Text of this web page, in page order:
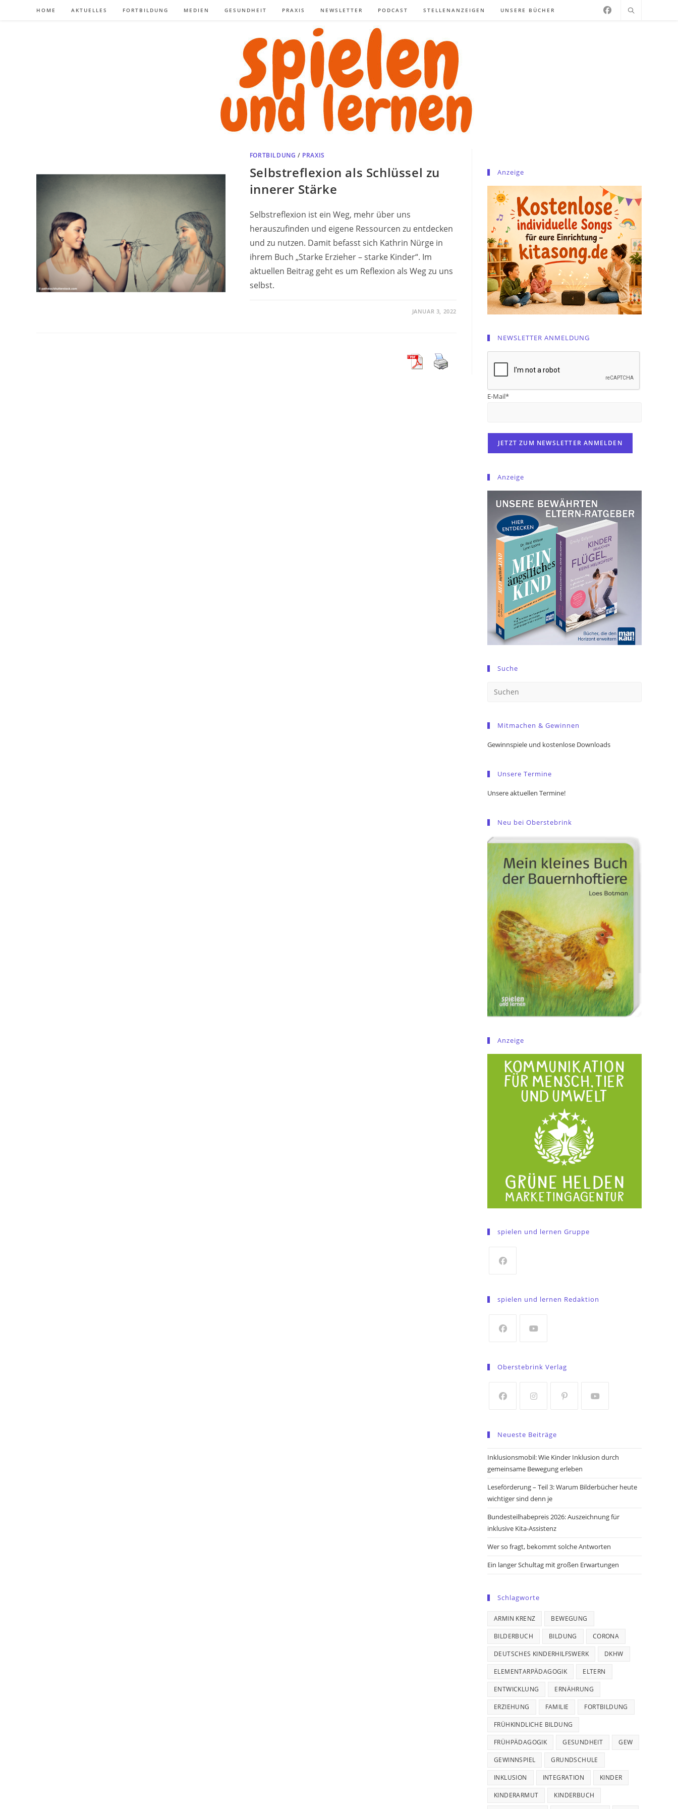
HOME AKTUELLES FORTBILDUNG MEDIEN GESUNDHEIT PRAXIS NEWSLETTER PODCAST STELLENANZEIGEN UNSERE BÜCHER
FORTBILDUNG / PRAXIS
Selbstreflexion als Schlüssel zu
innerer Stärke
Selbstreflexion ist ein Weg, mehr über uns
herauszufinden und eigene Ressourcen zu entdecken
und zu nutzen. Damit befasst sich Kathrin Nürge in
ihrem Buch „Starke Erzieher – starke Kinder“. Im
aktuellen Beitrag geht es um Reflexion als Weg zu uns
selbst.
JANUAR 3, 2022
Anzeige
NEWSLETTER ANMELDUNG
E-Mail*
Anzeige
Suche
Mitmachen & Gewinnen
Gewinnspiele und kostenlose Downloads
Unsere Termine
Unsere aktuellen Termine!
Neu bei Oberstebrink
Anzeige
spielen und lernen Gruppe
a
tab
spielen und lernen Redaktion
a
tab
Oberstebrink Verlag
a
new
tab
new
tab
a
new
tab
new
tab
Neueste Beiträge
Inklusionsmobil: Wie Kinder Inklusion durch
gemeinsame Bewegung erleben
Leseförderung – Teil 3: Warum Bilderbücher heute
wichtiger sind denn je
Bundesteilhabepreis 2026: Auszeichnung für
inklusive Kita-Assistenz
Wer so fragt, bekommt solche Antworten
Ein langer Schultag mit großen Erwartungen
Schlagworte
ARMIN KRENZ BEWEGUNG
BILDERBUCH BILDUNG CORONA
DEUTSCHES KINDERHILFSWERK DKHW
ELEMENTARPÄDAGOGIK ELTERN
ENTWICKLUNG ERNÄHRUNG
ERZIEHUNG FAMILIE FORTBILDUNG
FRÜHKINDLICHE BILDUNG
FRÜHPÄDAGOGIK GESUNDHEIT GEW
GEWINNSPIEL GRUNDSCHULE
INKLUSION INTEGRATION KINDER
KINDERARMUT KINDERBUCH